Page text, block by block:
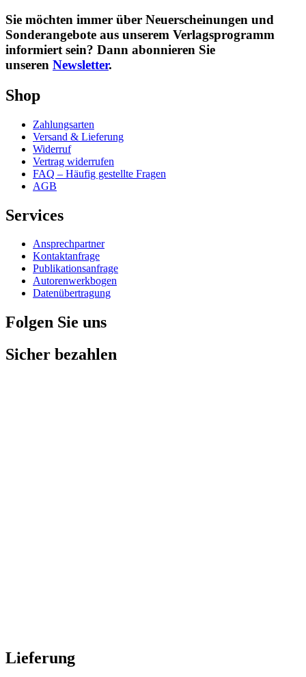
Sie möchten immer über Neuerscheinungen und
Sonderangebote aus unserem Verlagsprogramm
informiert sein? Dann abonnieren Sie
unseren Newsletter.
Shop
Zahlungsarten
Versand & Lieferung
Widerruf
Vertrag widerrufen
FAQ – Häufig gestellte Fragen
AGB
Services
Ansprechpartner
Kontaktanfrage
Publikationsanfrage
Autorenwerkbogen
Datenübertragung
Folgen Sie uns
Sicher bezahlen
Lieferung